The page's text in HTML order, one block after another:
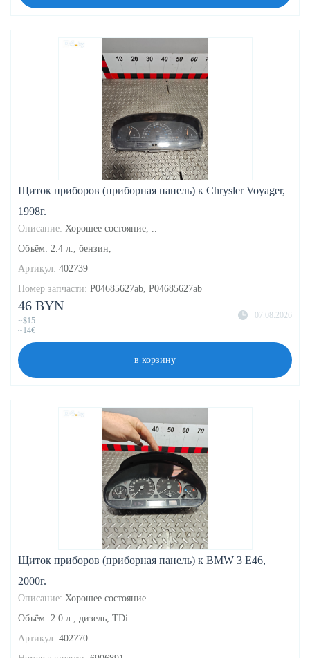
Щиток приборов (приборная панель) к Chrysler Voyager,
1998г.
Описание: Хорошее состояние, ..
Объём: 2.4 л., бензин,
Артикул: 402739
Номер запчасти: P04685627ab, P04685627ab
07.08.2026
46 BYN
~$15
~14€
в корзину
Щиток приборов (приборная панель) к BMW 3 E46,
2000г.
Описание: Хорошее состояние ..
Объём: 2.0 л., дизель, TDi
Артикул: 402770